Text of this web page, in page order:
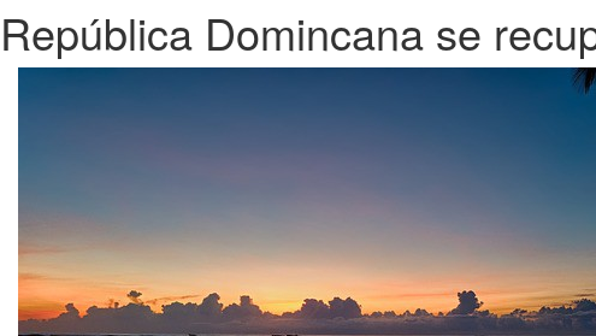
República Domincana se